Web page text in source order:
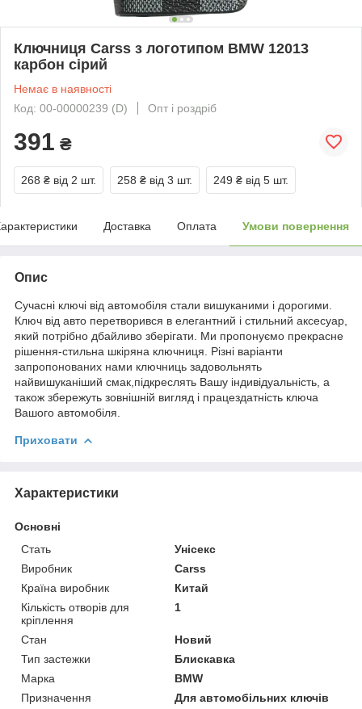
Ключниця Carss з логотипом BMW 12013
карбон сірий
Немає в наявності
Код: 00-00000239 (D)
Опт і роздріб
391 ₴
268 ₴ від 2 шт. 258 ₴ від 3 шт. 249 ₴ від 5 шт.
Доставка Оплата Умови повернення
Опис
Сучасні ключі від автомобіля стали вишуканими і дорогими.
Ключ від авто перетворився в елегантний і стильний аксесуар,
який потрібно дбайливо зберігати. Ми пропонуємо прекрасне
рішення-стильна шкіряна ключниця. Різні варіанти
запропонованих нами ключниць задовольнять
найвишуканіший смак,підкреслять Вашу індивідуальність, а
також збережуть зовнішній вигляд і працездатність ключа
Вашого автомобіля.
Приховати
Характеристики
Основні
Стать
Унісекс
Виробник
Carss
Країна виробник
Китай
Кількість отворів для
кріплення
1
Стан
Новий
Тип застежки
Блискавка
Марка
BMW
Призначення
Для автомобільних ключів